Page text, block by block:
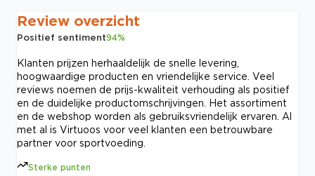
Review overzicht
Positief sentiment94%
Klanten prijzen herhaaldelijk de snelle levering,
hoogwaardige producten en vriendelijke service. Veel
reviews noemen de prijs-kwaliteit verhouding als positief
en de duidelijke productomschrijvingen. Het assortiment
en de webshop worden als gebruiksvriendelijk ervaren. Al
met al is Virtuoos voor veel klanten een betrouwbare
partner voor sportvoeding.
Sterke punten